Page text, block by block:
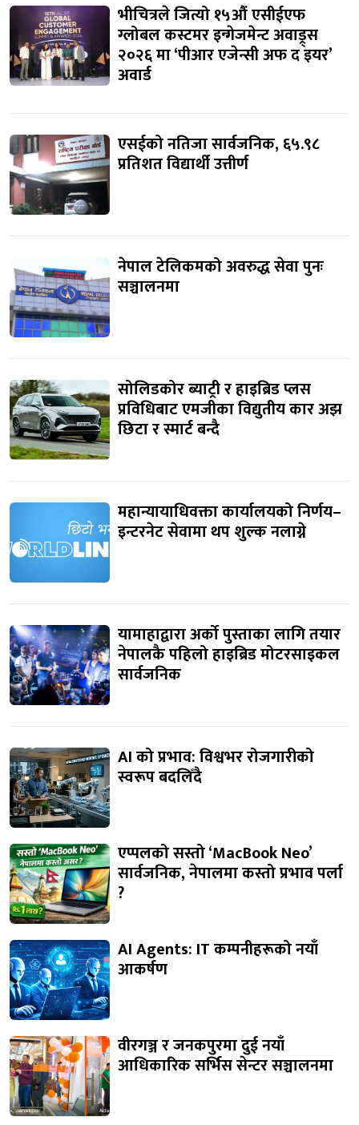
भीचित्रले जित्यो १५औं एसीईएफ
ग्लोबल कस्टमर इन्गेजमेन्ट अवाड्र्स
२०२६ मा ‘पीआर एजेन्सी अफ द इयर’
अवार्ड
एसईको नतिजा सार्वजनिक, ६५.९८
प्रतिशत विद्यार्थी उत्तीर्ण
नेपाल टेलिकमको अवरुद्ध सेवा पुनः
सञ्चालनमा
सोलिडकोर ब्याट्री र हाइब्रिड प्लस
प्रविधिबाट एमजीका विद्युतीय कार अझ
छिटा र स्मार्ट बन्दै
महान्यायाधिवक्ता कार्यालयको निर्णय–
इन्टरनेट सेवामा थप शुल्क नलाग्ने
यामाहाद्वारा अर्को पुस्ताका लागि तयार
नेपालकै पहिलो हाइब्रिड मोटरसाइकल
सार्वजनिक
AI को प्रभाव: विश्वभर रोजगारीको
स्वरूप बदलिँदै
एप्पलको सस्तो ‘MacBook Neo’
सार्वजनिक, नेपालमा कस्तो प्रभाव पर्ला
?
AI Agents: IT कम्पनीहरूको नयाँ
आकर्षण
वीरगञ्ज र जनकपुरमा दुई नयाँ
आधिकारिक सर्भिस सेन्टर सञ्चालनमा